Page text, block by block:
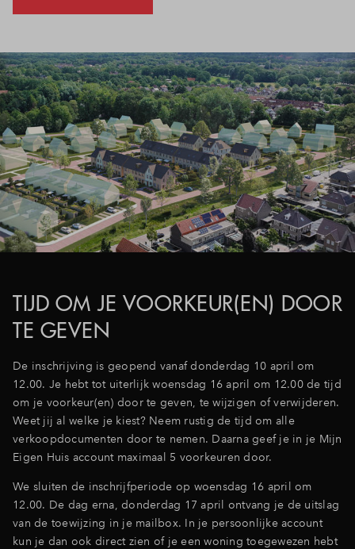
Inloggen
TIJD OM JE VOORKEUR(EN) DOOR
TE GEVEN
De inschrijving is geopend vanaf donderdag 10 april om
12.00. Je hebt tot uiterlijkwoensdag 16 april om 12.00 de tijd
om je voorkeur(en) door te geven, te wijzigen of verwijderen.
Weet jij al welke je kiest? Neem rustig de tijd om alle
verkoopdocumenten door te nemen. Daarna geef je in je Mijn
Eigen Huis account maximaal 5 voorkeuren door.
We sluiten de inschrijfperiode op woensdag 16 april om
12.00. De dag erna, donderdag 17 april ontvang je de uitslag
van de toewijzing in je mailbox. In je persoonlijke account
kun je dan ook direct zien of je een woning toegewezen hebt